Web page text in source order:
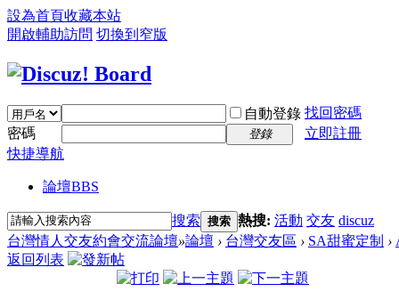
設為首頁收藏本站
開啟輔助訪問 切換到窄版
自動登錄 找回密碼
密碼
登錄
立即註冊
快捷導航
論壇BBS
搜索 搜索 熱搜: 活動 交友 discuz
台灣情人交友約會交流論壇»論壇 › 台灣交友區 › SA甜蜜定制 ›
返回列表